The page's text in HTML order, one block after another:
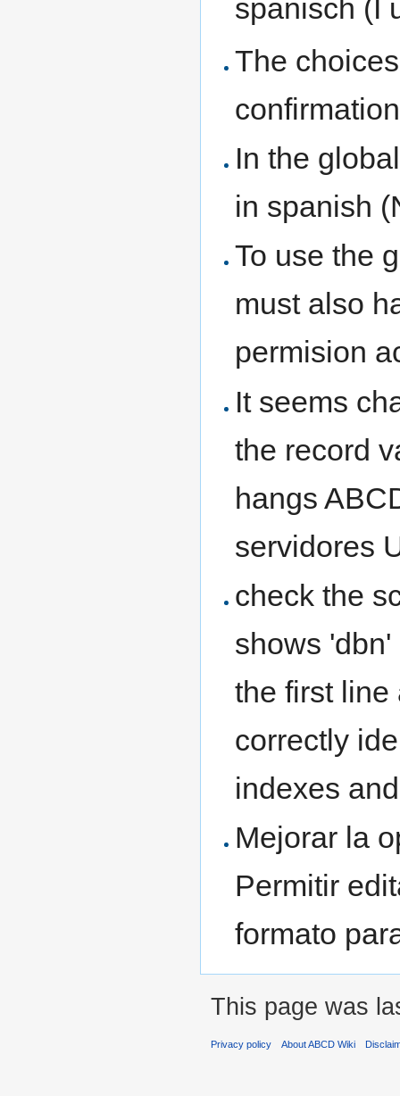
spanisch (I
The
In the
in spanish
To use the
must also
permision
It seems
the record
hangs
servidores
check the
shows
the first line
correctly
indexes
Mejorar la
Permitir
formato
This page was
Privacy policy About ABCD Wiki